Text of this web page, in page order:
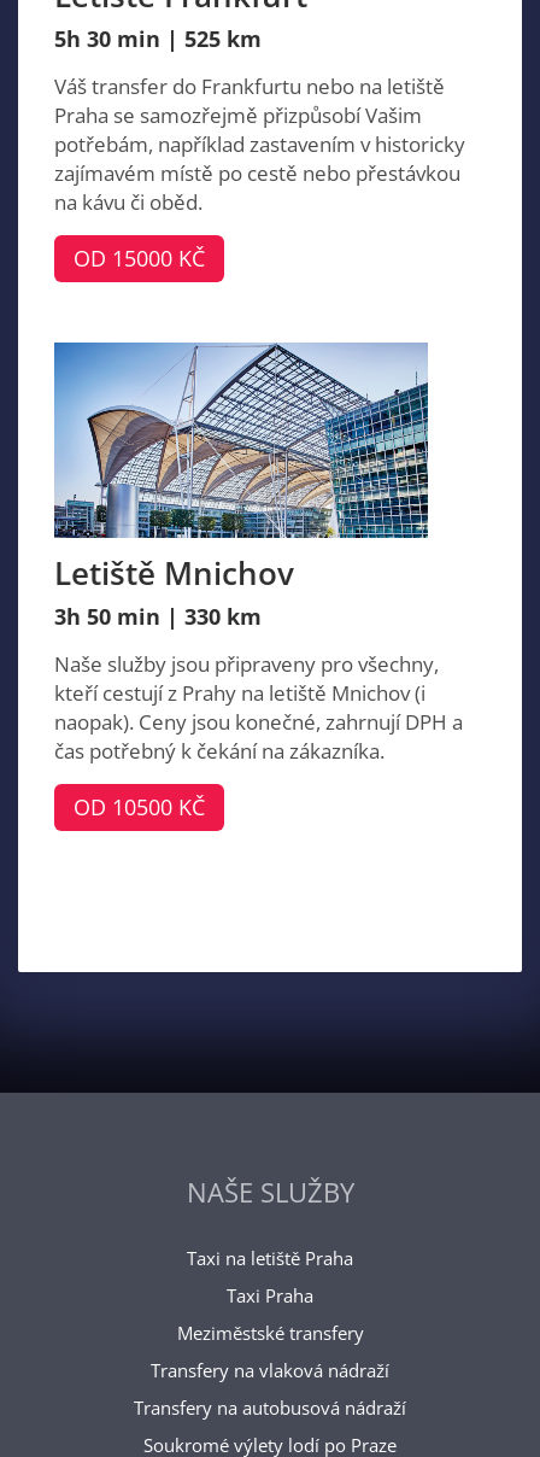
5h 30 min | 525 km
Váš transfer do Frankfurtu nebo na letiště
Praha se samozřejmě přizpůsobí Vašim
potřebám, například zastavením v historicky
zajímavém místě po cestě nebo přestávkou
na kávu či oběd.
OD 15000 KČ
Letiště Mnichov
3h 50 min | 330 km
Naše služby jsou připraveny pro všechny,
kteří cestují z Prahy na letiště Mnichov (i
naopak). Ceny jsou konečné, zahrnují DPH a
čas potřebný k čekání na zákazníka.
OD 10500 KČ
NAŠE SLUŽBY
Taxi na letiště Praha
Taxi Praha
Meziměstské transfery
Transfery na vlaková nádraží
Transfery na autobusová nádraží
Soukromé výlety lodí po Praze